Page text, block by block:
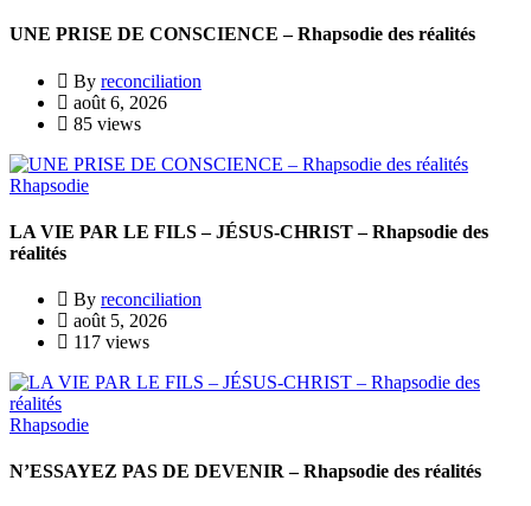
UNE PRISE DE CONSCIENCE – Rhapsodie des réalités
By reconciliation
août 6, 2026
85 views
Rhapsodie
LA VIE PAR LE FILS – JÉSUS-CHRIST – Rhapsodie des
réalités
By reconciliation
août 5, 2026
117 views
Rhapsodie
N’ESSAYEZ PAS DE DEVENIR – Rhapsodie des réalités